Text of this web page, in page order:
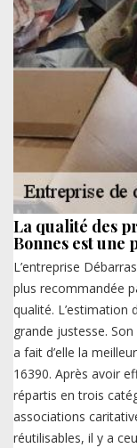
La qualité des
Bonnes est une
L’entreprise
plus recommandée
qualité. L’estimation
grande justesse.
a fait d’elle la
16390. Après avoir
répartis en trois
associations
réutilisables, il y a